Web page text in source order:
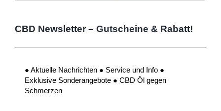
CBD Newsletter – Gutscheine & Rabatt!
● Aktuelle Nachrichten ● Service und Info ●
Exklusive Sonderangebote ● CBD Öl gegen
Schmerzen